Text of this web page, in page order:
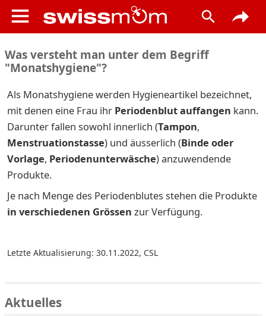
Was versteht man unter dem Begriff
"Monatshygiene"?
Als Monatshygiene werden Hygieneartikel bezeichnet,
mit denen eine Frau ihr Periodenblut auffangen kann.
Darunter fallen sowohl innerlich (Tampon,
Menstruationstasse) und äusserlich (Binde oder
Vorlage, Periodenunterwäsche) anzuwendende
Produkte.
Je nach Menge des Periodenblutes stehen die Produkte
in verschiedenen Grössen zur Verfügung.
Letzte Aktualisierung: 30.11.2022, CSL
Aktuelles